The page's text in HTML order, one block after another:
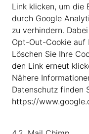
Link klicken, um die
durch Google
zu verhindern.
Opt-Out-Cookie auf
Löschen Sie Ihre
den Link erneut
Nähere
Datenschutz finden
https://